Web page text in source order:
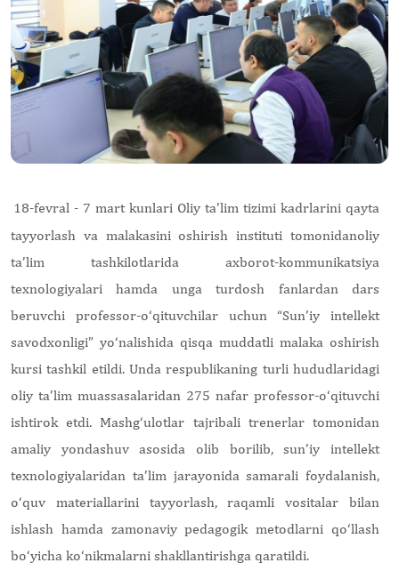
18-fevral - 7 mart kunlari Oliy ta’lim tizimi kadrlarini qayta
tayyorlash va malakasini oshirish instituti tomonidanoliy
ta’lim tashkilotlarida axborot-kommunikatsiya
texnologiyalari hamda unga turdosh fanlardan dars
beruvchi professor-o‘qituvchilar uchun “Sun’iy intellekt
savodxonligi” yo‘nalishida qisqa muddatli malaka oshirish
kursi tashkil etildi. Unda respublikaning turli hududlaridagi
oliy ta’lim muassasalaridan 275 nafar professor-o‘qituvchi
ishtirok etdi. Mashg‘ulotlar tajribali trenerlar tomonidan
amaliy yondashuv asosida olib borilib, sun’iy intellekt
texnologiyalaridan ta’lim jarayonida samarali foydalanish,
o‘quv materiallarini tayyorlash, raqamli vositalar bilan
ishlash hamda zamonaviy pedagogik metodlarni qo‘llash
bo‘yicha ko‘nikmalarni shakllantirishga qaratildi.